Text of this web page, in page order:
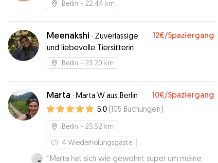
Berlin - 22.44 km
Meenakshi · Zuverlässige
und liebevolle Tiersitterin
12€/Spaziergang
Berlin - 23.20 km
Marta · Marta W aus Berlin 10€/Spaziergang
5.0 (105 Buchungen)
Berlin - 23.52 km
4 Wiederholungsgäste
“Marta hat sich wie gewohnt super um meine